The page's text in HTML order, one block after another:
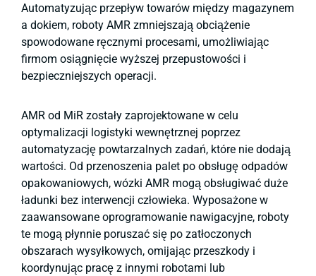
Automatyzując przepływ towarów między magazynem
a dokiem, roboty AMR zmniejszają obciążenie
spowodowane ręcznymi procesami, umożliwiając
firmom osiągnięcie wyższej przepustowości i
bezpieczniejszych operacji.
AMR od MiR zostały zaprojektowane w celu
optymalizacji logistyki wewnętrznej poprzez
automatyzację powtarzalnych zadań, które nie dodają
wartości. Od przenoszenia palet po obsługę odpadów
opakowaniowych, wózki AMR mogą obsługiwać duże
ładunki bez interwencji człowieka. Wyposażone w
zaawansowane oprogramowanie nawigacyjne, roboty
te mogą płynnie poruszać się po zatłoczonych
obszarach wysyłkowych, omijając przeszkody i
koordynując pracę z innymi robotami lub